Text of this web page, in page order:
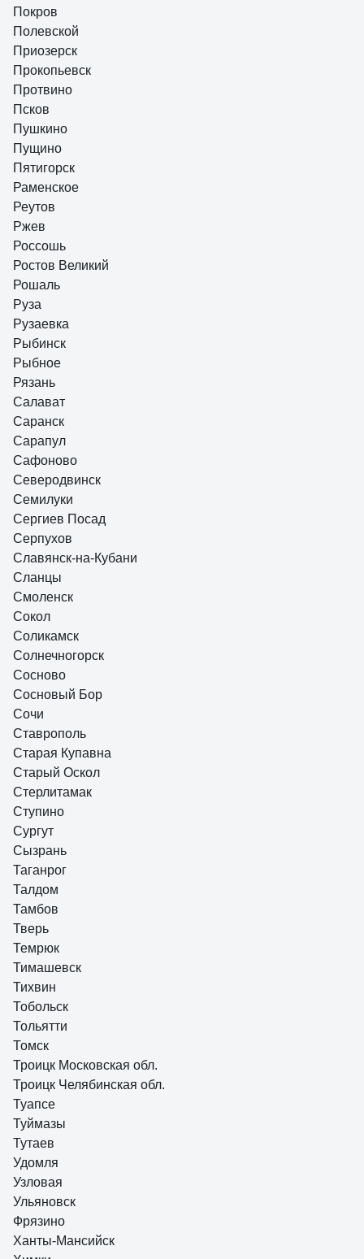
Покров
Полевской
Приозерск
Прокопьевск
Протвино
Псков
Пушкино
Пущино
Пятигорск
Раменское
Реутов
Ржев
Россошь
Ростов Великий
Рошаль
Руза
Рузаевка
Рыбинск
Рыбное
Рязань
Салават
Саранск
Сарапул
Сафоново
Северодвинск
Семилуки
Сергиев Посад
Серпухов
Славянск-на-Кубани
Сланцы
Смоленск
Сокол
Соликамск
Солнечногорск
Сосново
Сосновый Бор
Сочи
Ставрополь
Старая Купавна
Старый Оскол
Стерлитамак
Ступино
Сургут
Сызрань
Таганрог
Талдом
Тамбов
Тверь
Темрюк
Тимашевск
Тихвин
Тобольск
Тольятти
Томск
Троицк Московская обл.
Троицк Челябинская обл.
Туапсе
Туймазы
Тутаев
Удомля
Узловая
Ульяновск
Фрязино
Ханты-Мансийск